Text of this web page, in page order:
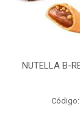
NUTELLA B-